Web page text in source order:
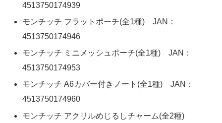
4513750174939
モンチッチ フラットポーチ(全1種) JAN：
4513750174946
モンチッチ ミニメッシュポーチ(全1種) JAN：
4513750174953
モンチッチ A6カバー付きノート(全1種) JAN：
4513750174960
モンチッチ アクリルめじるしチャーム(全2種)